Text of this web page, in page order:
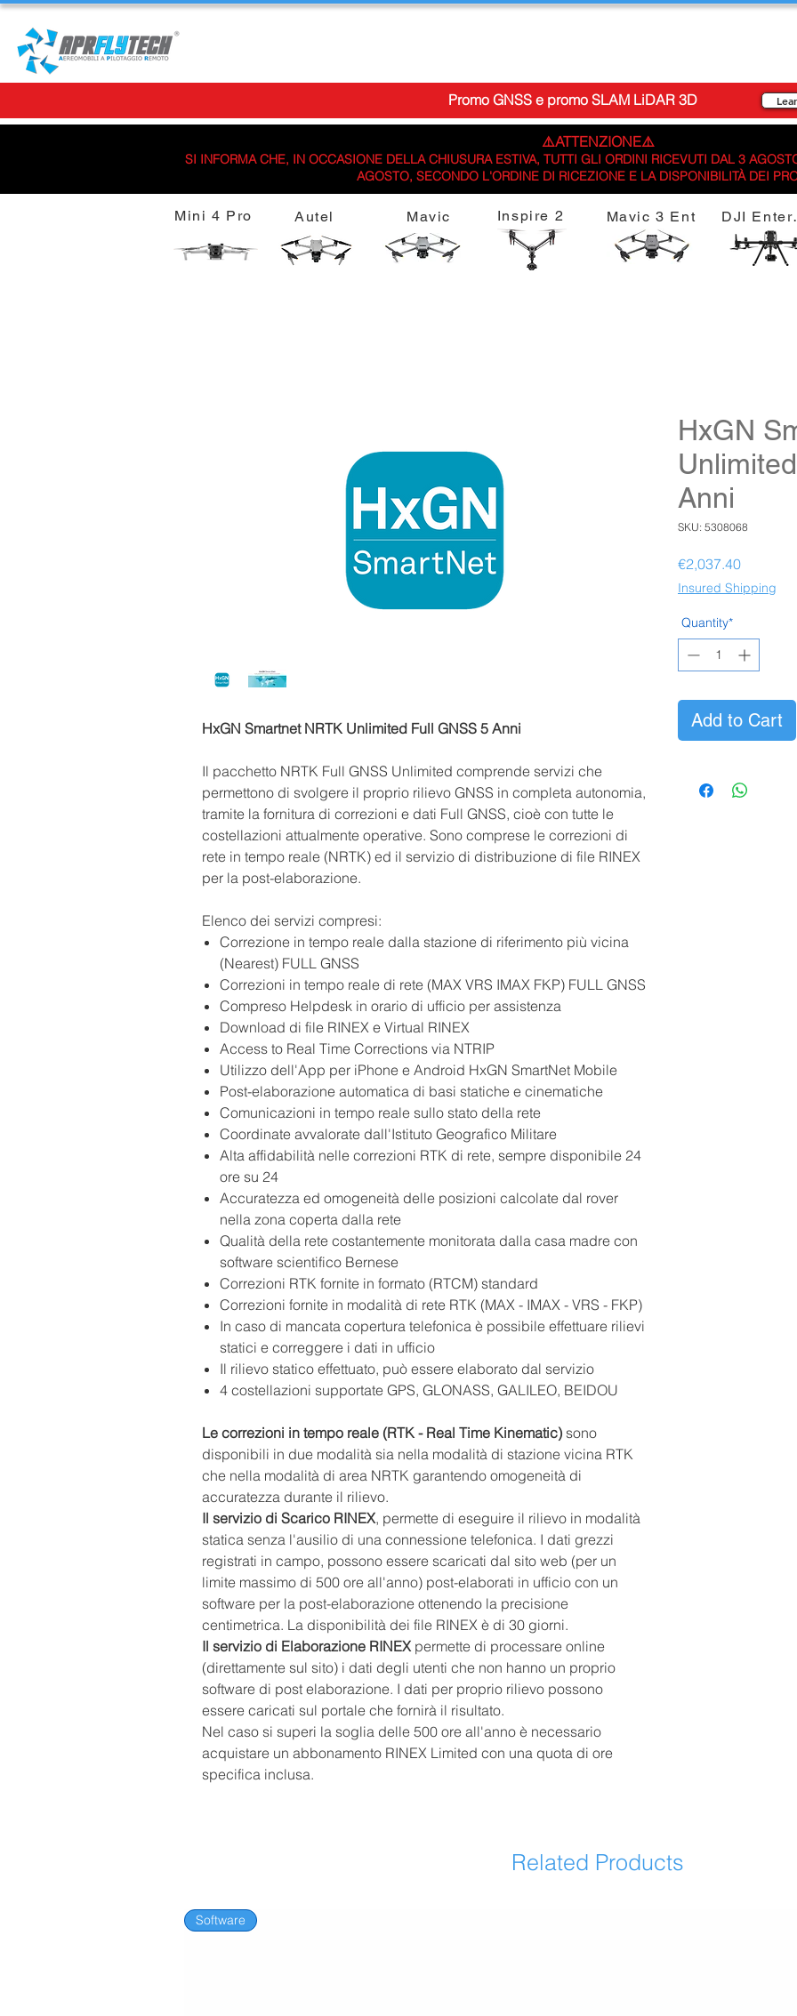
Promo GNSS e promo SLAM LiDAR 3D
⚠️ATTENZIONE⚠️
SI INFORMA CHE, IN OCCASIONE DELLA CHIUSURA ESTIVA, TUTTI GLI ORDINI RICEVUTI DAL 3
AGOSTO, SECONDO L'ORDINE DI RICEZIONE E LA DISPONIBILITÀ DEI
HxGN Smartnet NRTK Unlimited Full GNSS 5 Anni
Il pacchetto NRTK Full GNSS Unlimited comprende servizi che
permettono di svolgere il proprio rilievo GNSS in completa autonomia,
tramite la fornitura di correzioni e dati Full GNSS, cioè con tutte le
costellazioni attualmente operative. Sono comprese le correzioni di
rete in tempo reale (NRTK) ed il servizio di distribuzione di file RINEX
per la post-elaborazione.
Elenco dei servizi compresi:
Correzione in tempo reale dalla stazione di riferimento più vicina
(Nearest) FULL GNSS
Correzioni in tempo reale di rete (MAX VRS IMAX FKP) FULL GNSS
Compreso Helpdesk in orario di ufficio per assistenza
Download di file RINEX e Virtual RINEX
Access to Real Time Corrections via NTRIP
Utilizzo dell'App per iPhone e Android HxGN SmartNet Mobile
Post-elaborazione automatica di basi statiche e cinematiche
Comunicazioni in tempo reale sullo stato della rete
Coordinate avvalorate dall'Istituto Geografico Militare
Alta affidabilità nelle correzioni RTK di rete, sempre disponibile 24
ore su 24
Accuratezza ed omogeneità delle posizioni calcolate dal rover
nella zona coperta dalla rete
Qualità della rete costantemente monitorata dalla casa madre con
software scientifico Bernese
Correzioni RTK fornite in formato (RTCM) standard
Correzioni fornite in modalità di rete RTK (MAX - IMAX - VRS - FKP)
In caso di mancata copertura telefonica è possibile effettuare rilievi
statici e correggere i dati in ufficio
Il rilievo statico effettuato, può essere elaborato dal servizio
4 costellazioni supportate GPS, GLONASS, GALILEO, BEIDOU
Le correzioni in tempo reale (RTK - Real Time Kinematic) sono
disponibili in due modalità sia nella modalità di stazione vicina RTK
che nella modalità di area NRTK garantendo omogeneità di
accuratezza durante il rilievo.
Il servizio di Scarico RINEX, permette di eseguire il rilievo in modalità
statica senza l'ausilio di una connessione telefonica. I dati grezzi
registrati in campo, possono essere scaricati dal sito web (per un
limite massimo di 500 ore all'anno) post-elaborati in ufficio con un
software per la post-elaborazione ottenendo la precisione
centimetrica. La disponibilità dei file RINEX è di 30 giorni.
Il servizio di Elaborazione RINEXpermette di processare online
(direttamente sul sito) i dati degli utenti che non hanno un proprio
software di post elaborazione. I dati per proprio rilievo possono
essere caricati sul portale che fornirà il risultato.
Nel caso si superi la soglia delle 500 ore all'anno è necessario
acquistare un abbonamento RINEX Limited con una quota di ore
specifica inclusa.
HxGN
Anni
SKU: 5308068
€2,037.40Price
Insured Shipping
Quantity*
Add to Cart
Mini 4 Pro Autel Mavic Inspire 2 Mavic 3 Ent
Related Products
Software